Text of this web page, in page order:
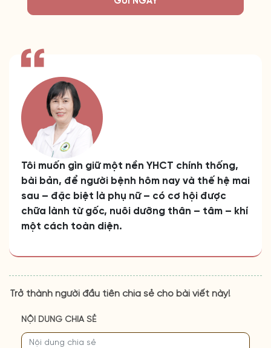
Tôi muốn gìn giữ một nền YHCT chính thống,
bài bản, để người bệnh hôm nay và thế hệ mai
sau – đặc biệt là phụ nữ – có cơ hội được
chữa lành từ gốc, nuôi dưỡng thân – tâm – khí
một cách toàn diện.
Trở thành người đầu tiên chia sẻ cho bài viết này!
NỘI DUNG CHIA SẺ